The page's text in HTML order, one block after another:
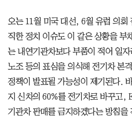
오는 11월 미국 대선, 6월 유럽 의회
직한 정치 이슈도 이 같은 상황을 부
는 내연기관차보다 부품이 적어 일
노조 등의 표심을 의식해 전기차 본
정책이 발표될 가능성이 제기된다.
지 신차의 60%를 전기차로 바꾸고,
기관차 판매를 금지하겠다는 방침을